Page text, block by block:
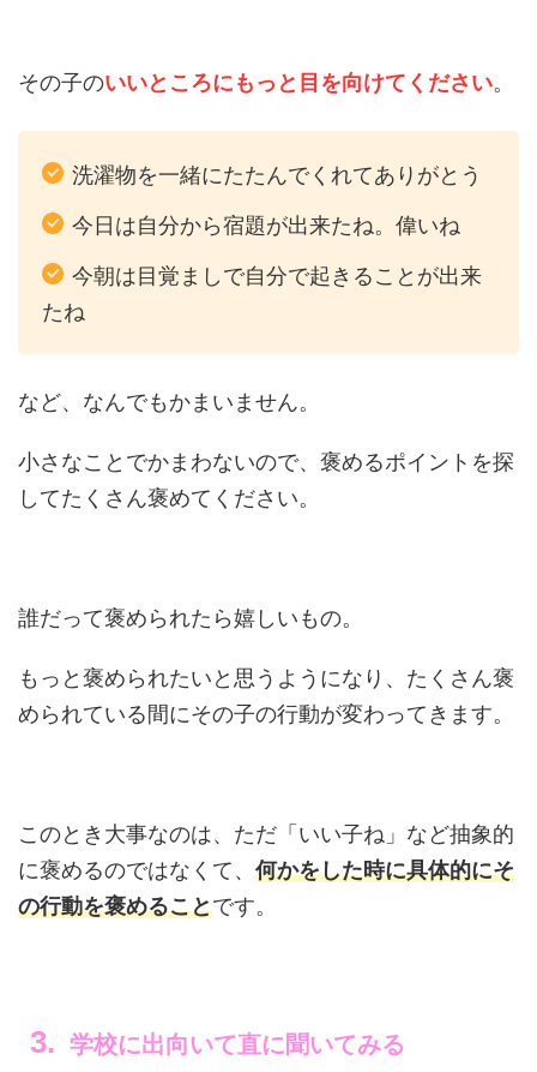
その子のいいところにもっと目を向けてください。
洗濯物を一緒にたたんでくれてありがとう
今日は自分から宿題が出来たね。偉いね
今朝は目覚ましで自分で起きることが出来
たね
など、なんでもかまいません。
小さなことでかまわないので、褒めるポイントを探
してたくさん褒めてください。
誰だって褒められたら嬉しいもの。
もっと褒められたいと思うようになり、たくさん褒
められている間にその子の行動が変わってきます。
このとき大事なのは、ただ「いい子ね」など抽象的
に褒めるのではなくて、 何かをした時に具体的にそ
の行動を褒めることです。
学校に出向いて直に聞いてみる